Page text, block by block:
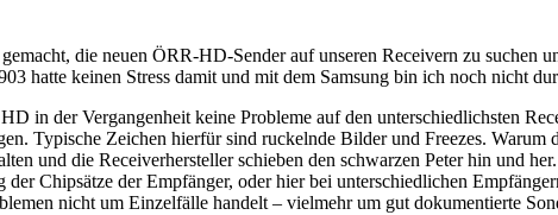
die neuen ÖRR-HD-Sender auf unseren Receivern zu
hatte keinen Stress damit und mit dem Samsung bin ich noch nicht
in der Vergangenheit keine Probleme auf den unterschiedlichsten
Typische Zeichen hierfür sind ruckelnde Bilder und Freezes.
und die Receiverhersteller schieben den schwarzen Peter hin und
der Chipsätze der Empfänger, oder hier bei unterschiedlichen
nicht um Einzelfälle handelt – vielmehr um gut dokumentierte